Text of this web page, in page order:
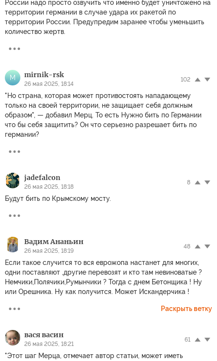
России надо просто озвучить что именно будет уничтожено на
территории германии в случае удара их ракетой по
территории России. Предупредим заранее чтобы уменьшить
количество жертв.
M mirnik-rsk
26 мая 2025, 18:14
102
"Но страна, которая может противостоять нападающему
только на своей территории, не защищает себя должным
образом", — добавил Мерц. То есть Нужно бить по Германии
что бы себя защитить? Он что серьезно разрешает бить по
германии?
jadefalcon
26 мая 2025, 18:18
8
Будут бить по Крымскому мосту.
Вадим Ананьин
26 мая 2025, 18:19
48
Если такое случится то вся еврожопа настанет для многих,
одни поставляют ,другие перевозят и кто там невиноватые ?
Немчики,Полячики,Румынчики ? Тогда с днем Бетонщика ! Ну
или Орешника. Ну как получится. Может Искандерчика !
Раскрыть ветку
вася васин
26 мая 2025, 18:21
61
"Этот шаг Мерца, отмечает автор статьи, может иметь